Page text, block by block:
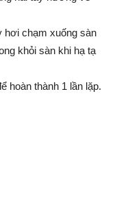
hơi chạm xuống sàn
khỏi sàn khi hạ tạ
hoàn thành 1 lần lặp.